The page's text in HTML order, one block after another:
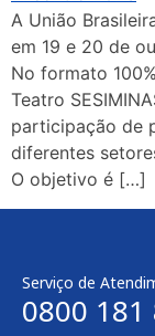
A União
em 19 e 20 de
No formato
Teatro
participação de
diferentes
O objetivo é […]
Serviço de
0800 181